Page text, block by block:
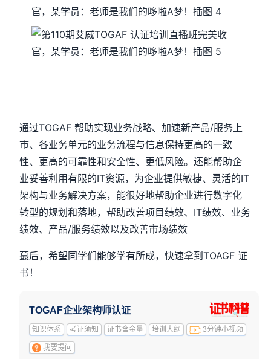
通过TOGAF 帮助实现业务战略、加速新产品/服务上
市、各业务单元的业务流程与信息保持更高的一致
性、更高的可靠性和安全性、更低风险。还能帮助企
业妥善利用有限的IT资源，为企业提供敏捷、灵活的IT
架构与业务解决方案，能很好地帮助企业进行数字化
转型的规划和落地，帮助改善项目绩效、IT绩效、业务
绩效、产品/服务绩效以及改善市场绩效
蕞后，希望同学们能够学有所成，快速拿到TOAGF 证
书！
TOGAF企业架构师认证
知识体系 考证须知 证书含金量 培训大纲 3分钟小视频
我要提问